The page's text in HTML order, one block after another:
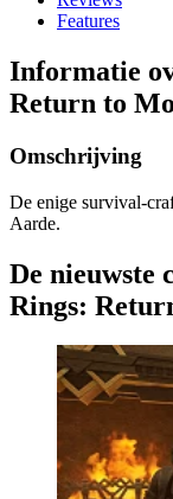
Features
Informatie
Return to
Omschrijving
De enige survival-
Aarde.
De nieuwste
Rings: